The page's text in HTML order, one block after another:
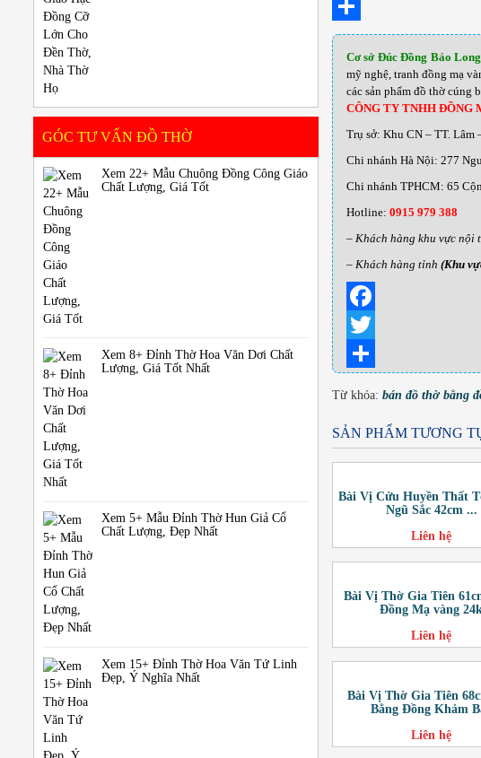
c
e
b
o
o
k
T
w
i
t
t
e
r
S
h
a
r
e
Cơ sở Đúc Đồng Bảo Long
mỹ nghệ, tranh đồng mạ
các sản phẩm đồ thờ cúng
CÔNG TY TNHH ĐỒNG
Trụ sở: Khu CN – TT. Lâm
Chi nhánh Hà Nội: 277
Chi nhánh TPHCM: 65
Hotline: 0915 979 388
– Khách hàng khu vực nội
– Khách hàng tỉnh (Khu
Facebook
Twitter
Từ khóa: bán đồ thờ bằng
SẢN PHẨM TƯƠNG
Bài Vị Cửu Huyền Thất
Ngũ Sắc 42cm ...
Liên hệ
Bài Vị Thờ Gia Tiên
Đồng Mạ vàng
Liên hệ
Bài Vị Thờ Gia Tiên
Bằng Đồng Khảm
Liên hệ
GÓC TƯ VẤN ĐỒ THỜ
Xem 22+ Mẫu Chuông Đồng Công Giáo
Chất Lượng, Giá Tốt
Xem 8+ Đỉnh Thờ Hoa Văn Dơi Chất
Lượng, Giá Tốt Nhất
Xem 5+ Mẫu Đỉnh Thờ Hun Giả Cổ
Chất Lượng, Đẹp Nhất
Xem 15+ Đỉnh Thờ Hoa Văn Tứ Linh
Đẹp, Ý Nghĩa Nhất